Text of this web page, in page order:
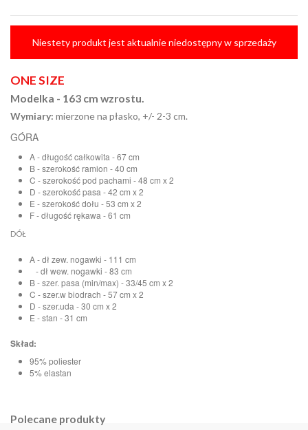
Niestety produkt jest aktualnie niedostępny w sprzedaży
ONE SIZE
Modelka - 163 cm wzrostu.
Wymiary: mierzone na płasko, +/- 2-3 cm.
GÓRA
A - długość całkowita - 67 cm
B - szerokość ramion - 40 cm
C - szerokość pod pachami - 48 cm x 2
D - szerokość pasa - 42 cm x 2
E - szerokość dołu - 53 cm x 2
F - długość rękawa - 61 cm
DÓŁ
A - dł zew. nogawki - 111 cm
- dł wew. nogawki - 83 cm
B - szer. pasa (min/max) - 33/45 cm x 2
C - szer.w biodrach - 57 cm x 2
D - szer.uda - 30 cm x 2
E - stan - 31 cm
Skład:
95% poliester
5% elastan
Polecane produkty